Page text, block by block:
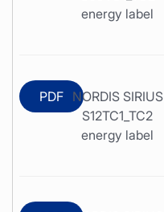
energy label
PDF NORDIS SIRIUS
S12TC1_TC2
energy label